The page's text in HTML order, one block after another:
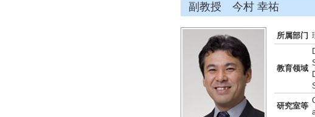
副教授 今村 幸祐
所属部门
教育领域
研究室等